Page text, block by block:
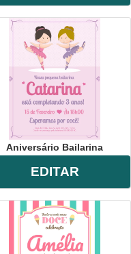
Aniversário Bailarina
EDITAR